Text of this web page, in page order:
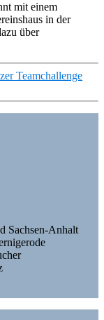
mit einem
in der
über
Teamchallenge
Sachsen-Anhalt